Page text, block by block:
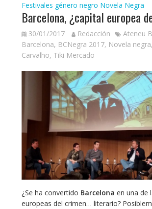
Festivales género negro Novela Negra
Barcelona, ¿capital europea
30/01/2017 Redacción Ateneu
Barcelona, BCNegra 2017, Novela negra,
Carvalho, Tiki Mercado
¿Se ha convertido Barcelona en una de
europeas del crimen… literario?